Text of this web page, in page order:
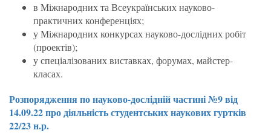
в Міжнародних та Всеукраїнських науково-
практичних конференціях;
у Міжнародних конкурсах науково-дослідних робіт
(проектів);
у спеціалізованих виставках, форумах, майстер-
класах.
Розпорядження по науково-дослідній частині №9 від
14.09.22 про діяльність студентських наукових гуртків
22/23 н.р.